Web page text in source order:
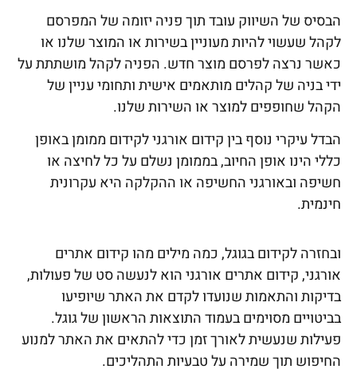
הבסיס של השיווק עובד תוך פניה יזומה של המפרסם
לקהל שעשוי להיות מעוניין בשירות או המוצר שלנו או
כאשר נרצה לפרסם מוצר חדש. הפניה לקהל מושתתת על
ידי בניה של קהלים מותאמים אישית ותחומי עניין של
הקהל שחופפים למוצר או השירות שלנו.
הבדל עיקרי נוסף בין קידום אורגני לקידום ממומן באופן
כללי הינו אופן החיוב, בממומן נשלם על כל לחיצה או
חשיפה ובאורגני החשיפה או ההקלקה היא עקרונית
חינמית.
ובחזרה לקידום בגוגל, כמה מילים מהו קידום אתרים
אורגני, קידום אתרים אורגני הוא לנעשה סט של פעולות,
בדיקות והתאמות שנועדו לקדם את האתר שיופיעו
בביטויים מסוימים בעמוד התוצאות הראשון של גוגל.
פעילות שנעשית לאורך זמן כדי להתאים את האתר למנוע
החיפוש תוך שמירה על טבעיות התהליכים.